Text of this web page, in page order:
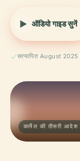
ऑडियो गाइड सुनें
सत्यापित August 2025
कार्मेल की तीसरी